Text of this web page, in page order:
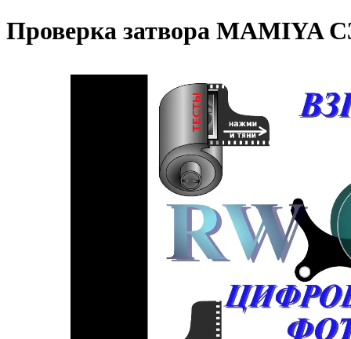
Проверка затвора MAMIYA